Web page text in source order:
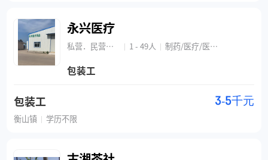
永兴医疗
私营．民营企业 | 1 - 49人 | 制药/医疗/医疗设备/器械
包装工
包装工 3-5千元
衡山镇 | 学历不限